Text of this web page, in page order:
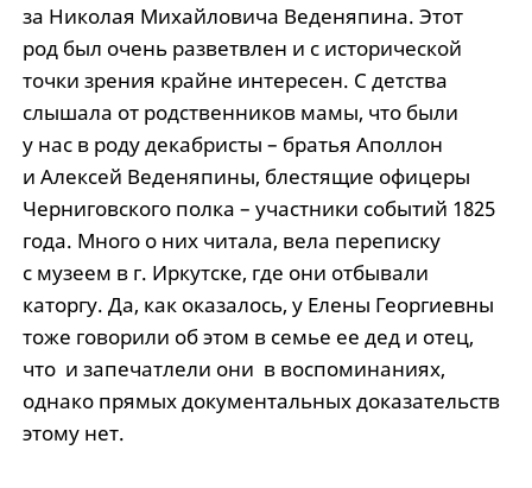
за Николая Михайловича Веденяпина. Этот
род был очень разветвлен и с исторической
точки зрения крайне интересен. С детства
слышала от родственников мамы, что были
у нас в роду декабристы – братья Аполлон
и Алексей Веденяпины, блестящие офицеры
Черниговского полка – участники событий 1825
года. Много о них читала, вела переписку
с музеем в г. Иркутске, где они отбывали
каторгу. Да, как оказалось, у Елены Георгиевны
тоже говорили об этом в семье ее дед и отец,
что и запечатлели они в воспоминаниях,
однако прямых документальных доказательств
этому нет.